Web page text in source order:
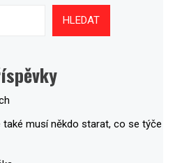
HLEDAT
musí někdo starat, co se týče